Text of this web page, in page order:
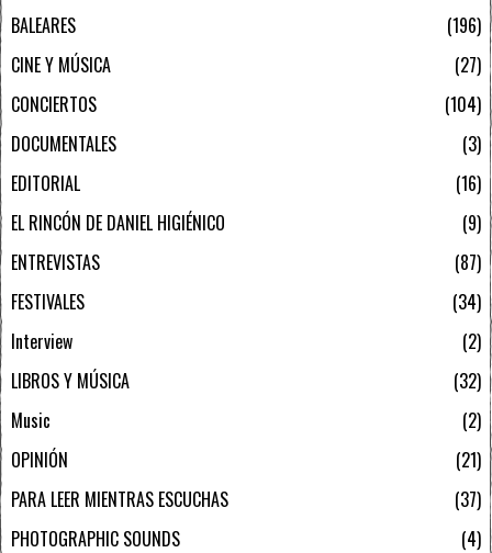
BALEARES
196
CINE Y MÚSICA
27
CONCIERTOS
104
DOCUMENTALES
3
EDITORIAL
16
EL RINCÓN DE DANIEL HIGIÉNICO
9
ENTREVISTAS
87
FESTIVALES
34
Interview
2
LIBROS Y MÚSICA
32
Music
2
OPINIÓN
21
PARA LEER MIENTRAS ESCUCHAS
37
PHOTOGRAPHIC SOUNDS
4